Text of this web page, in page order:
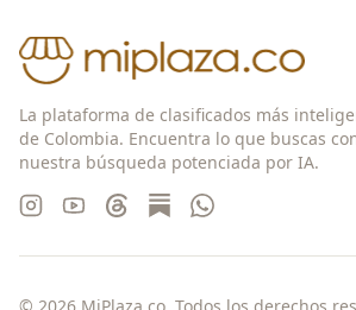
La plataforma de clasificados más
de Colombia. Encuentra lo que buscas
nuestra búsqueda potenciada por IA.